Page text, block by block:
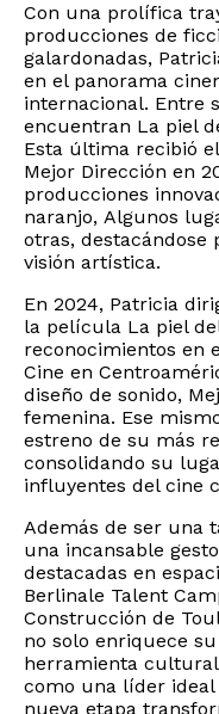
Con una prolífica
producciones de
galardonadas,
en el panorama
internacional. Entre
encuentran La piel
Esta última recibió
Mejor Dirección en
producciones
naranjo, Algunos
otras, destacándose
visión artística.
En 2024, Patricia
la película La piel
reconocimientos en
Cine en
diseño de sonido,
femenina. Ese
estreno de su más
consolidando su
influyentes del cine
Además de ser una
una incansable
destacadas en
Berlinale Talent
Construcción de
no solo enriquece
herramienta
como una líder ideal
nueva etapa